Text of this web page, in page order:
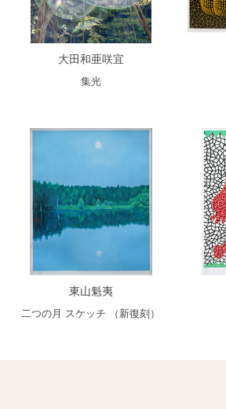
大田和亜咲宜
集光
東山魁夷
二つの月 スケッチ （新復刻）